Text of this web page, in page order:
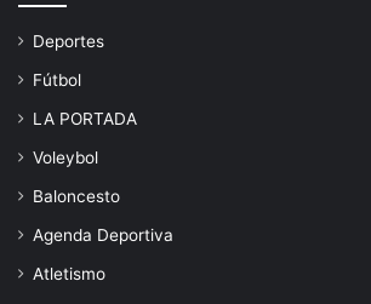
Deportes
Fútbol
LA PORTADA
Voleybol
Baloncesto
Agenda Deportiva
Atletismo